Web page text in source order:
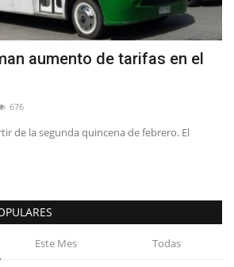
aumento de tarifas en el
676
de la segunda quincena de febrero. El
Este Mes Todas